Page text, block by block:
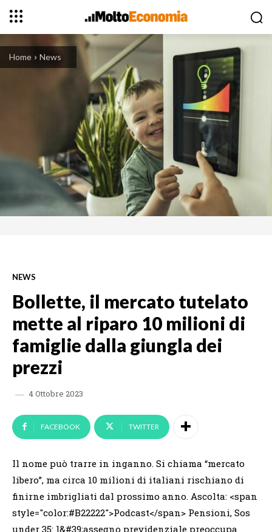
Home News
NEWS
Bollette, il mercato tutelato
mette al riparo 10 milioni di
famiglie dalla giungla dei
prezzi
4 Ottobre 2023
FACEBOOK TWITTER
Il nome può trarre in inganno. Si chiama “mercato
libero”, ma circa 10 milioni di italiani rischiano di
finirne imbrigliati dal prossimo anno. Ascolta: <span
style="color:#B22222">Podcast</span> Pensioni, Sos
under 35: l&#39;assegno previdenziale preoccupa